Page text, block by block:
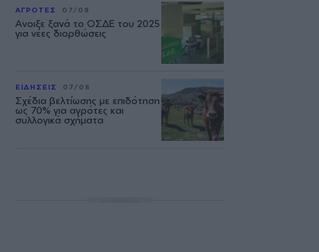
ΑΓΡΟΤΕΣ 07/08
Ανοιξε ξανά το ΟΣΔΕ του 2025
για νέες διορθώσεις
ΕΙΔΗΣΕΙΣ 07/08
Σχέδια βελτίωσης με επιδότηση
ως 70% για αγρότες και
συλλογικά σχήματα